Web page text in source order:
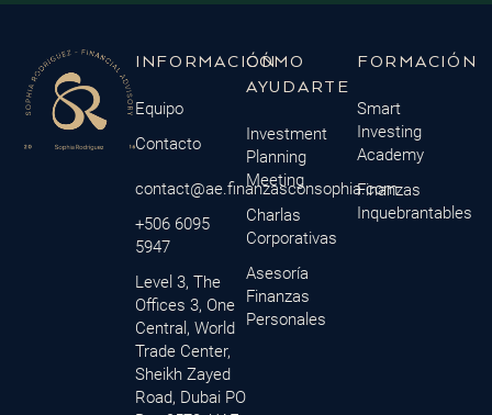
INFORMACIÓN
Equipo
Contacto
contact@ae.finanzasconsophia.com
+506 6095
5947
Level 3, The
Offices 3, One
Central, World
Trade Center,
Sheikh Zayed
Road, Dubai PO
CÓMO
AYUDARTE
Investment
Planning
Meeting
Charlas
Corporativas
Asesoría
Finanzas
Personales
FORMACIÓN
Smart
Investing
Academy
Finanzas
Inquebrantables